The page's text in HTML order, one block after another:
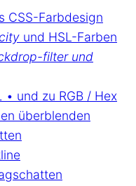
CSS-Farbdesign
und HSL-Farben
filter und
• und zu RGB / Hex
überblenden